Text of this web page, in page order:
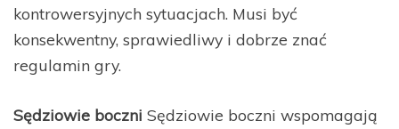
kontrowersyjnych sytuacjach. Musi być
konsekwentny, sprawiedliwy i dobrze znać
regulamin gry.
Sędziowie boczni Sędziowie boczni wspomagają